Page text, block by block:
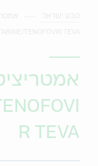
R TEVA